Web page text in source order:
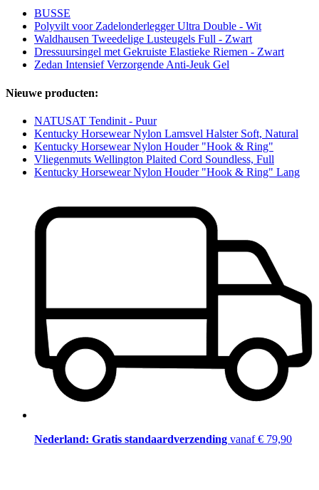
BUSSE
Polyvilt voor Zadelonderlegger Ultra Double - Wit
Waldhausen Tweedelige Lusteugels Full - Zwart
Dressuursingel met Gekruiste Elastieke Riemen - Zwart
Zedan Intensief Verzorgende Anti-Jeuk Gel
Nieuwe producten:
NATUSAT Tendinit - Puur
Kentucky Horsewear Nylon Lamsvel Halster Soft, Natural
Kentucky Horsewear Nylon Houder "Hook & Ring"
Vliegenmuts Wellington Plaited Cord Soundless, Full
Kentucky Horsewear Nylon Houder "Hook & Ring" Lang
Nederland: Gratis standaardverzending vanaf € 79,90